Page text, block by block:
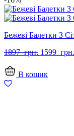
Бежеві Балетки З
1897 грн.
грн..
1599 грн.
В кошик